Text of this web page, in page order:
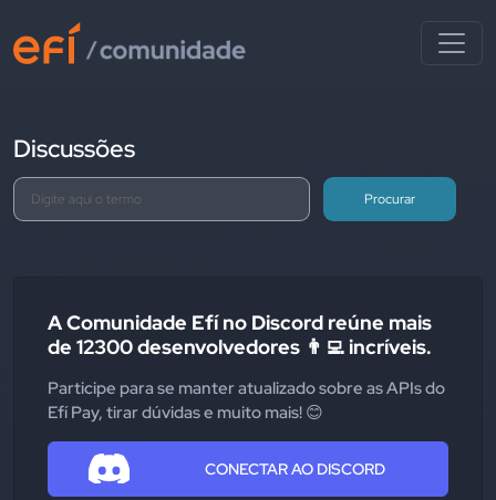
Discussões
Procurar
A Comunidade Efí no Discord reúne mais
de 12300 desenvolvedores 👨‍💻 incríveis.
Participe para se manter atualizado sobre as APIs do
Efí Pay, tirar dúvidas e muito mais! 😊
CONECTAR AO DISCORD